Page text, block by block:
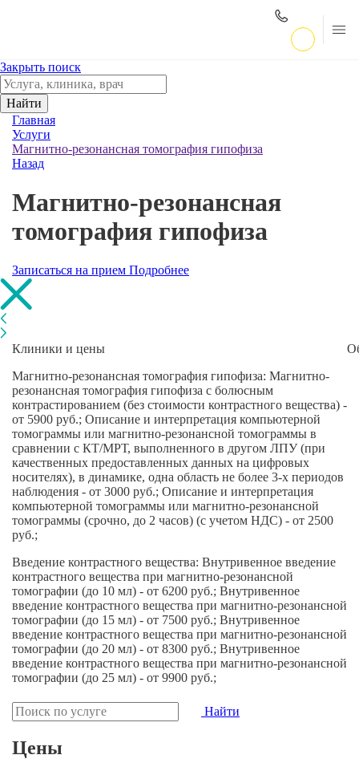
Закрыть поиск
Найти
Главная
Услуги
Магнитно-резонансная томография гипофиза
Назад
Магнитно-резонансная
томография гипофиза
Записаться на прием Подробнее
Клиники и цены
Магнитно-резонансная томография гипофиза: Магнитно-
резонансная томография гипофиза с болюсным
контрастированием (без стоимости контрастного вещества) -
от 5900 руб.; Описание и интерпретация компьютерной
томограммы или магнитно-резонансной томограммы в
сравнении с КТ/МРТ, выполненного в другом ЛПУ (при
качественных предоставленных данных на цифровых
носителях), в динамике, одна область не более 3-х периодов
наблюдения - от 3000 руб.; Описание и интерпретация
компьютерной томограммы или магнитно-резонансной
томограммы (срочно, до 2 часов) (с учетом НДС) - от 2500
руб.;
Введение контрастного вещества: Внутривенное введение
контрастного вещества при магнитно-резонансной
томографии (до 10 мл) - от 6200 руб.; Внутривенное
введение контрастного вещества при магнитно-резонансной
томографии (до 15 мл) - от 7500 руб.; Внутривенное
введение контрастного вещества при магнитно-резонансной
томографии (до 20 мл) - от 8300 руб.; Внутривенное
введение контрастного вещества при магнитно-резонансной
томографии (до 25 мл) - от 9900 руб.;
Найти
Цены